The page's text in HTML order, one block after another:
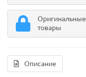
Оригинальные
товары
Описание